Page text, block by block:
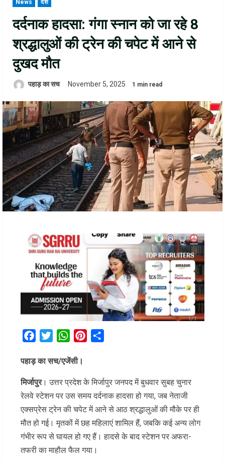
News देश
दर्दनाक हादसा: गंगा स्नान को जा रहे 8
श्रद्धालुओं की ट्रेन की चपेट में आने से
दुखद मौत
पहाड़ का सच November 5, 2025 1 min read
FacebookTwitterWhatsAppPinterest
पहाड़ का सच/एजेंसी।
मिर्जापुर। उत्तर प्रदेश के मिर्जापुर जनपद में बुधवार सुबह चुनार
रेलवे स्टेशन पर उस समय दर्दनाक हादसा हो गया, जब नेताजी
एक्सप्रेस ट्रेन की चपेट में आने से आठ श्रद्धालुओं की मौके पर ही
मौत हो गई। मृतकों में छह महिलाएं शामिल हैं, जबकि कई अन्य लोग
गंभीर रूप से घायल हो गए हैं। हादसे के बाद स्टेशन पर अफरा-
तफरी का माहौल फैल गया।